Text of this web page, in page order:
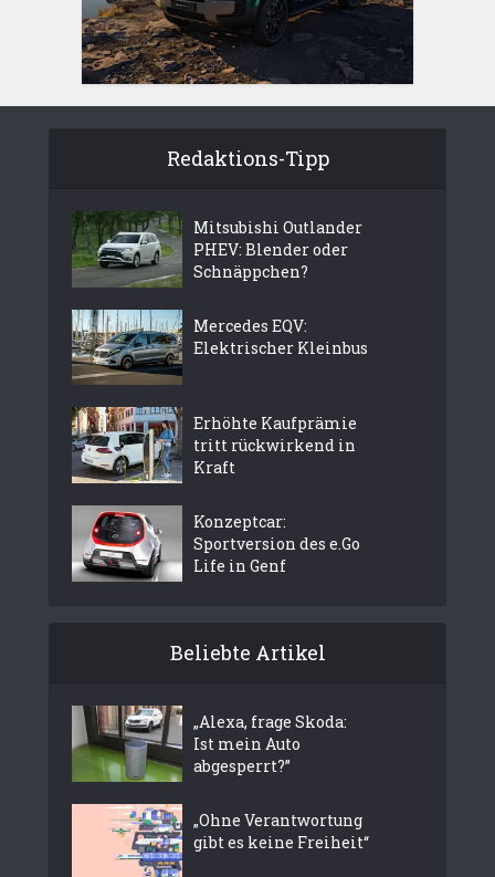
Redaktions-Tipp
Mitsubishi Outlander
PHEV: Blender oder
Schnäppchen?
Mercedes EQV:
Elektrischer Kleinbus
Erhöhte Kaufprämie
tritt rückwirkend in
Kraft
Konzeptcar:
Sportversion des e.Go
Life in Genf
Beliebte Artikel
„Alexa, frage Skoda:
Ist mein Auto
abgesperrt?”
„Ohne Verantwortung
gibt es keine Freiheit“